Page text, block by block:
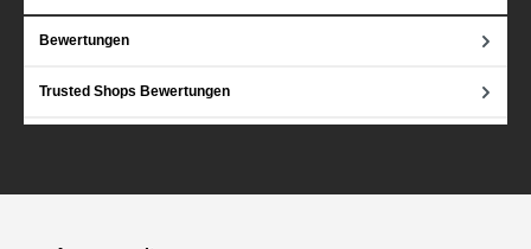
Bewertungen
Trusted Shops Bewertungen